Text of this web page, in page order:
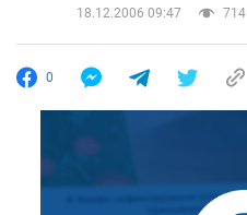
18.12.2006 09:47
714
0